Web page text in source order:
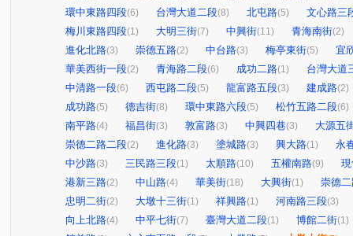
環中東路四段(6) 台灣大道二段(8) 北屯路(5)
文心路三
梅川東路四段(1) 大明三街(7) 中興街(11) 青海南街(2)
進化北路(3) 崇德五路(2) 中台路(3) 梅亭東街(5)
宜
華美西街一段(2) 青海路二段(6) 成功二路(1)
台灣大道
中清路一段(6) 西屯路二段(5) 龍富路五段(3) 建成路(2)
成功路(5) 德吉街(8) 環中東路六段(5) 松竹五路二段(6)
南平路(4) 福昌街(3) 敦富路(3) 中興四巷(3)
大源五
崇德二路二段(2) 進化路(3) 塗城路(3) 興大路(1)
永
中沙路(3) 三民路三段(1) 太順路(10) 五權南路(9)
港新三路(2) 中山路(4) 華美街(18) 大興街(1)
崇德
忠明二街(2) 大墩十三街(1) 祥興路(1) 河南路三段(3)
向上北路(4) 中平七街(7) 臺灣大道二段(1) 博館二街(1)